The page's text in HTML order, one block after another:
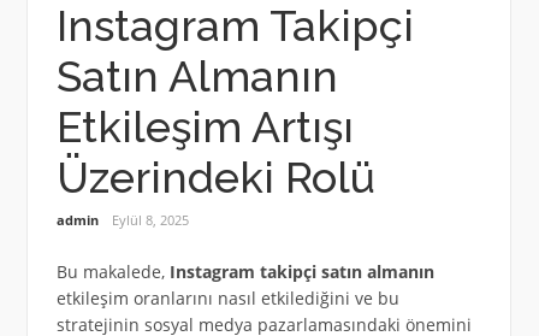
Instagram Takipçi
Satın Almanın
Etkileşim Artışı
Üzerindeki Rolü
admin Eylül 8, 2025
Bu makalede, Instagram takipçi satın almanın
etkileşim oranlarını nasıl etkilediğini ve bu
stratejinin sosyal medya pazarlamasındaki önemini